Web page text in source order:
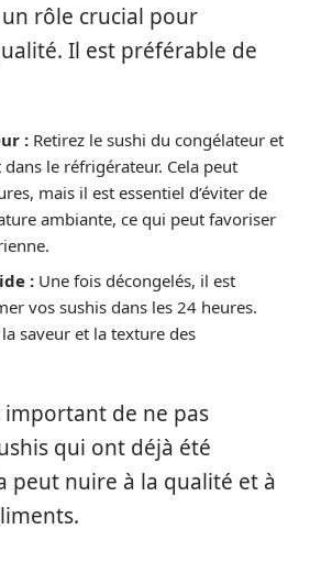
rôle crucial pour
Il est préférable de
: Retirez le sushi du congélateur et
le réfrigérateur. Cela peut
mais il est essentiel d’éviter de
ambiante, ce qui peut favoriser
: Une fois décongelés, il est
vos sushis dans les 24 heures.
saveur et la texture des
de ne pas
qui ont déjà été
peut nuire à la qualité et à